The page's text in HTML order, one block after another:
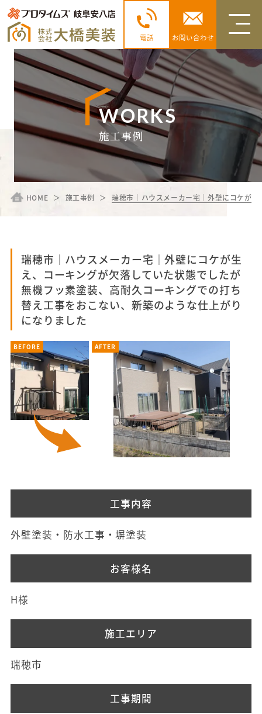
電話 お問い合わせ
WORKS
施工事例
HOME 施工事例 瑞穂市｜ハウスメーカー宅｜外壁にコケが
瑞穂市｜ハウスメーカー宅｜外壁にコケが生
え、コーキングが欠落していた状態でしたが
無機フッ素塗装、高耐久コーキングでの打ち
替え工事をおこない、新築のような仕上がり
になりました
BEFORE AFTER
工事内容
外壁塗装・防水工事・塀塗装
お客様名
H様
施工エリア
瑞穂市
工事期間